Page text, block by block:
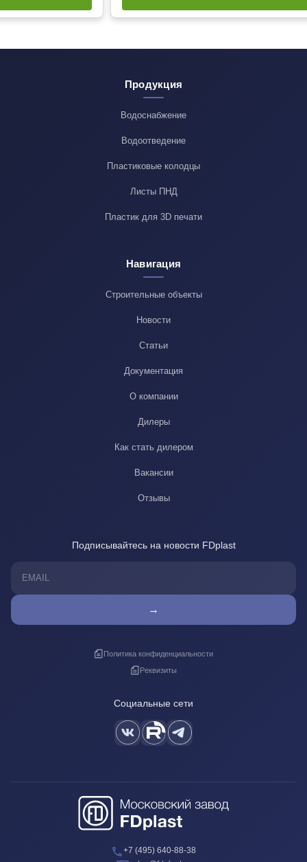
Продукция
Водоснабжение
Водоотведение
Пластиковые колодцы
Листы ПНД
Пластик для 3D печати
Навигация
Строительные объекты
Новости
Статьи
Документация
О компании
Дилеры
Как стать дилером
Вакансии
Отзывы
Подписывайтесь на новости FDplast
→
Политика конфиденциальности
Реквизиты
Социальные сети
+7 (495) 640-88-38